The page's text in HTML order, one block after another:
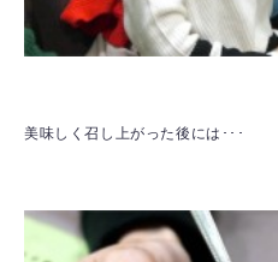
美味しく召し上がった後には･･･